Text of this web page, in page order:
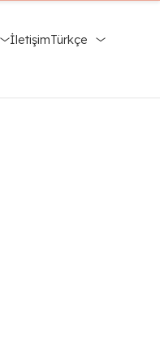
İletişimTürkçe